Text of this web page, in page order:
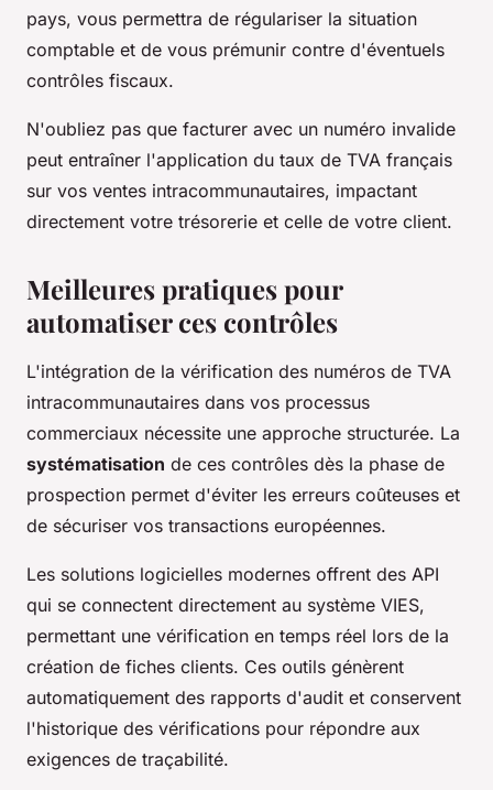
pays, vous permettra de régulariser la situation
comptable et de vous prémunir contre d'éventuels
contrôles fiscaux.
N'oubliez pas que facturer avec un numéro invalide
peut entraîner l'application du taux de TVA français
sur vos ventes intracommunautaires, impactant
directement votre trésorerie et celle de votre client.
Meilleures pratiques pour
automatiser ces contrôles
L'intégration de la vérification des numéros de TVA
intracommunautaires dans vos processus
commerciaux nécessite une approche structurée. La
systématisation de ces contrôles dès la phase de
prospection permet d'éviter les erreurs coûteuses et
de sécuriser vos transactions européennes.
Les solutions logicielles modernes offrent des API
qui se connectent directement au système VIES,
permettant une vérification en temps réel lors de la
création de fiches clients. Ces outils génèrent
automatiquement des rapports d'audit et conservent
l'historique des vérifications pour répondre aux
exigences de traçabilité.